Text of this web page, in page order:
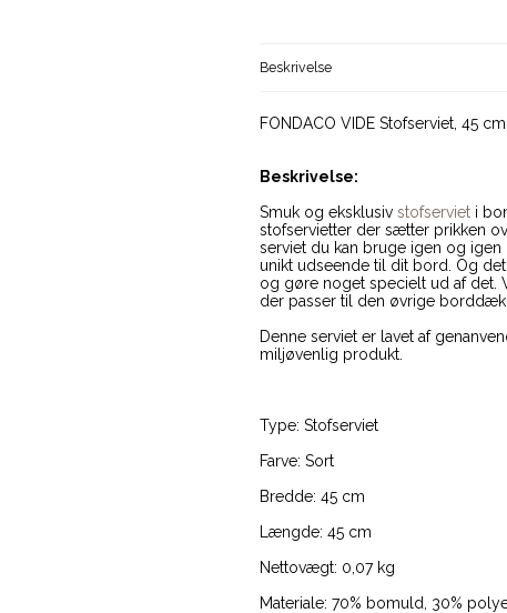
Beskrivelse
FONDACO VIDE Stofserviet, 45
Beskrivelse:
Smuk og eksklusiv stofserviet i
stofservietter der sætter prikken
serviet du kan bruge igen og
unikt udseende til dit bord. Og
og gøre noget specielt ud af det.
der passer til den øvrige
Denne serviet er lavet af
miljøvenlig produkt.
Type: Stofserviet
Farve: Sort
Bredde: 45 cm
Længde: 45 cm
Nettovægt: 0,07 kg
Materiale: 70% bomuld, 30%